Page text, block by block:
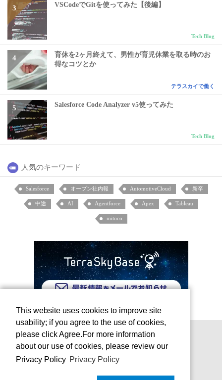
VSCodeでGitを使ってみた【後編】
Tech Blog
育休を2ヶ月終えて、男性が育児休業を取る時のお
得なコツとか
テラスカイで働く
Salesforce Code Analyzer v5使ってみた
Tech Blog
人気のキーワード
Salesforce オープン社内報 AutomotiveCloud 新卒
中途 AI Agentforce Apex Tableau
mitoco
This website uses cookies to improve site
usability; if you agree to the use of cookies,
please click Agree.For more information
about our use of cookies, please review our
Privacy Policy Privacy Policy